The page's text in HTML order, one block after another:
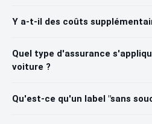
Y a-t-il des coûts
Quel type d'assurance
voiture ?
Qu'est-ce qu'un label "sans